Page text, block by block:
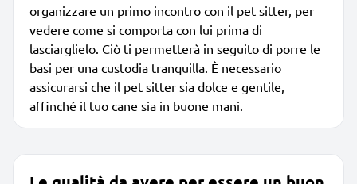
organizzare un primo incontro con il pet sitter, per
vedere come si comporta con lui prima di
lasciarglielo. Ciò ti permetterà in seguito di porre le
basi per una custodia tranquilla. È necessario
assicurarsi che il pet sitter sia dolce e gentile,
affinché il tuo cane sia in buone mani.